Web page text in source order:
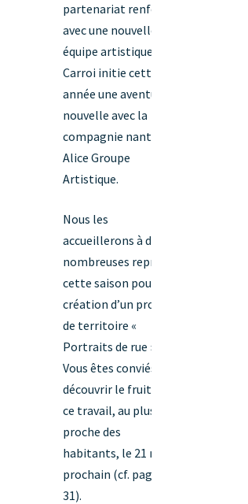
partenariat renforcé
avec une nouvelle
équipe artistique. Le
Carroi initie cette
année une aventure
nouvelle avec la
compagnie nantaise
Alice Groupe
Artistique.
Nous les
accueillerons à de
nombreuses reprises
cette saison pour la
création d’un projet
de territoire «
Portraits de rue ».
Vous êtes conviés à
découvrir le fruit de
ce travail, au plus
proche des
habitants, le 21 mai
prochain (cf. page
31).